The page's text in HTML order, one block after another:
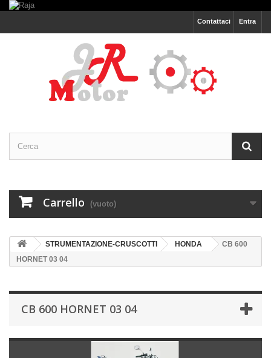
Entra
Contattaci
Carrello (vuoto)
STRUMENTAZIONE-CRUSCOTTI HONDA
CB 600
HORNET 03 04
CB 600 HORNET 03 04